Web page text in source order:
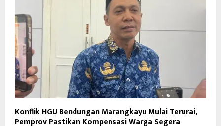
Konflik HGU Bendungan Marangkayu Mulai Terurai,
Pemprov Pastikan Kompensasi Warga Segera